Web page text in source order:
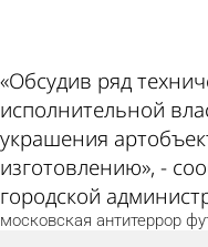
«Обсудив ряд
исполнительной
украшения
изготовлению», -
городской
московская антитеррор